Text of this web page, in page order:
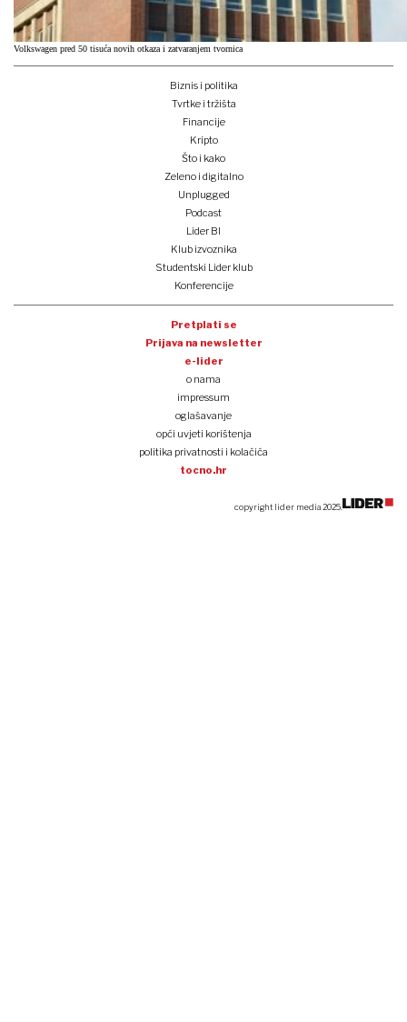
Volkswagen pred 50 tisuća novih otkaza i zatvaranjem tvornica
Biznis i politika
Tvrtke i tržišta
Financije
Kripto
Što i kako
Zeleno i digitalno
Unplugged
Podcast
Lider BI
Klub izvoznika
Studentski Lider klub
Konferencije
Pretplati se
Prijava na newsletter
e-lider
o nama
impressum
oglašavanje
opći uvjeti korištenja
politika privatnosti i kolačića
tocno.hr
copyright lider media 2025.